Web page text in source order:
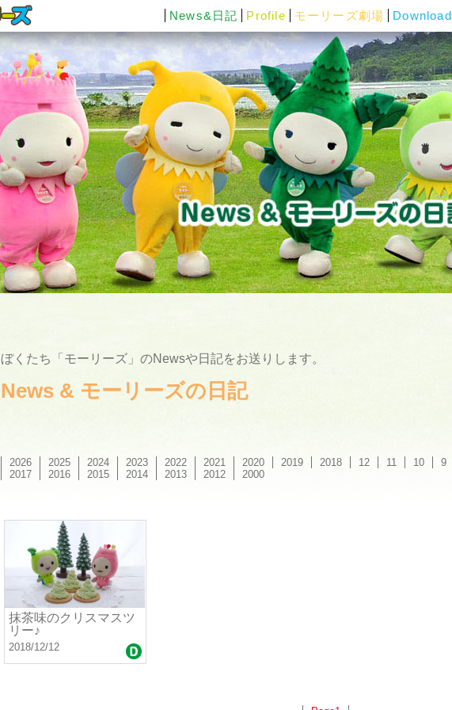
News&日記 Profile モーリーズ劇場 Download
ぼくたち「モーリーズ」のNewsや日記をお送りします。
News & モーリーズの日記
2026 2025 2024 2023 2022 2021 2020 2019 2018 12 11 10 9
2017
2016 2015 2014 2013 2012 2000
抹茶味のクリスマスツ
リー♪
2018/12/12